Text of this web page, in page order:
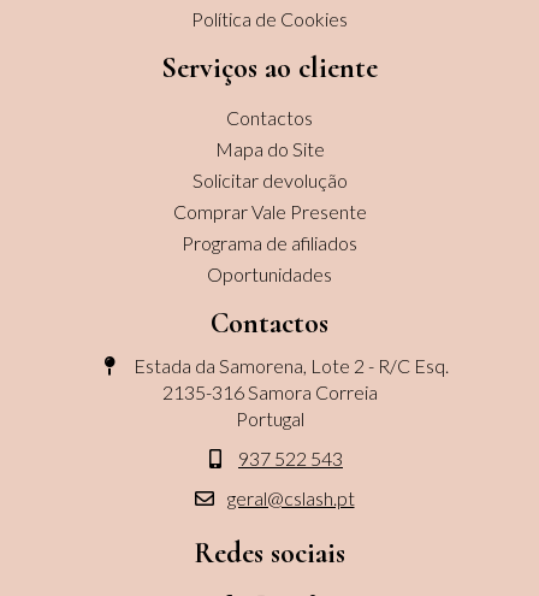
Política de Cookies
Serviços ao cliente
Contactos
Mapa do Site
Solicitar devolução
Comprar Vale Presente
Programa de afiliados
Oportunidades
Contactos
Estada da Samorena, Lote 2 - R/C Esq.
2135-316 Samora Correia
Portugal
937 522 543
geral@cslash.pt
Redes sociais